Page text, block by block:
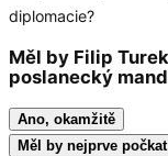
diplomacie?
Měl by Filip
poslanecký
Ano, okamžitě
Měl by nejprve